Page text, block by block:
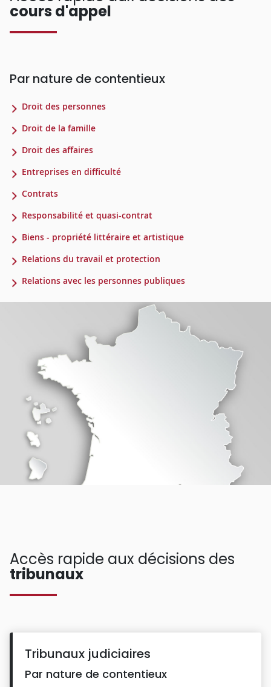
cours d'appel
Par nature de contentieux
Droit des personnes
Droit de la famille
Droit des affaires
Entreprises en difficulté
Contrats
Responsabilité et quasi-contrat
Biens - propriété littéraire et artistique
Relations du travail et protection
Relations avec les personnes publiques
Accès rapide aux décisions des
tribunaux
Tribunaux judiciaires
Par nature de contentieux